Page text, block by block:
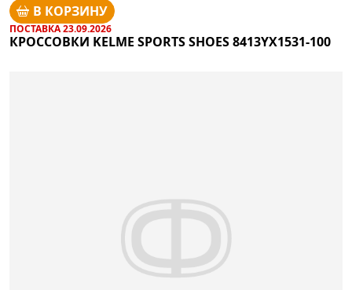
В КОРЗИНУ
ПОСТАВКА 23.09.2026
КРОССОВКИ KELME SPORTS SHOES 8413YX1531-100